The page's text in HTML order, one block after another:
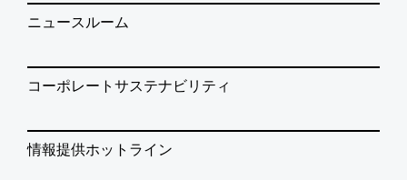
ニュースルーム
コーポレートサステナビリティ
情報提供ホットライン